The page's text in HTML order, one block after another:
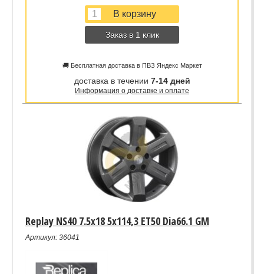
Заказ в 1 клик
🚚 Бесплатная доставка в ПВЗ Яндекс Маркет
доставка в течении 7-14 дней
Информация о доставке и оплате
Replay NS40 7.5x18 5x114,3 ET50 Dia66.1 GM
Артикул: 36041